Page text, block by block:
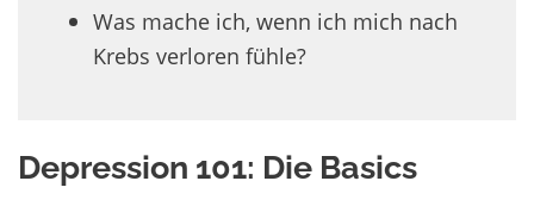
Was mache ich, wenn ich mich nach
Krebs verloren fühle?
Depression 101: Die Basics